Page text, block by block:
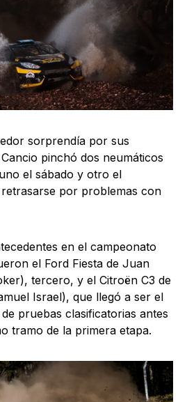
sorprendía por sus
pinchó dos neumáticos
el sábado y otro el
por problemas con
en el campeonato
el Ford Fiesta de Juan
tercero, y el Citroën C3 de
Israel), que llegó a ser el
pruebas clasificatorias antes
tramo de la primera etapa.